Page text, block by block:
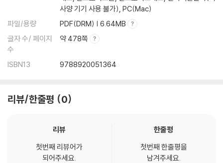
사양 기기 사용 불가), PC(Mac)
파일/용량
PDF(DRM) | 6.64MB
글자 수/ 페이지
수
약 478쪽
ISBN13 9788920051364
리뷰/한줄평 0
리뷰
첫번째 리뷰어가
되어주세요.
한줄평
첫번째 한줄평을
남겨주세요.